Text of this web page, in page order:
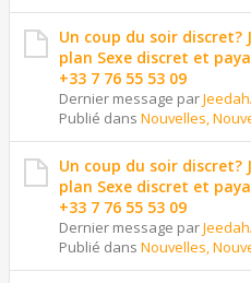
Un coup du soir discret?
plan Sexe discret et
+33 7 76 55 53 09
Dernier message par
Publié dans Nouvelles,
Un coup du soir discret?
plan Sexe discret et
+33 7 76 55 53 09
Dernier message par
Publié dans Nouvelles,